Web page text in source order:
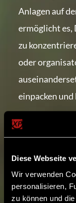
Diese Webseite
Wir verwenden
personalisieren,
zu können und
Anlagen auf
ermöglicht es,
zu
oder
einpacken
Als NSC
Cons auch
NSCs, die uns
solltest als